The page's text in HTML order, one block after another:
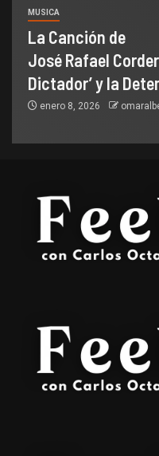
MUSICA
La Canción de
José Rafael
Dictador’ y la
enero 8, 2026